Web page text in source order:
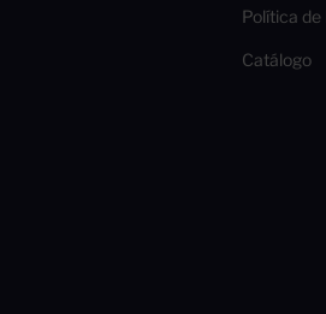
Política de
Catálogo